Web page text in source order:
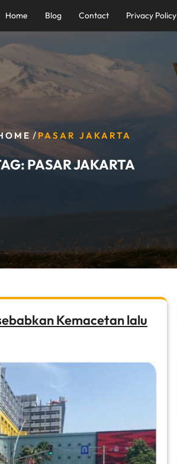
Home Blog Contact Privacy Policy
/PASAR JAKARTA
PASAR JAKARTA
Kemacetan lalu